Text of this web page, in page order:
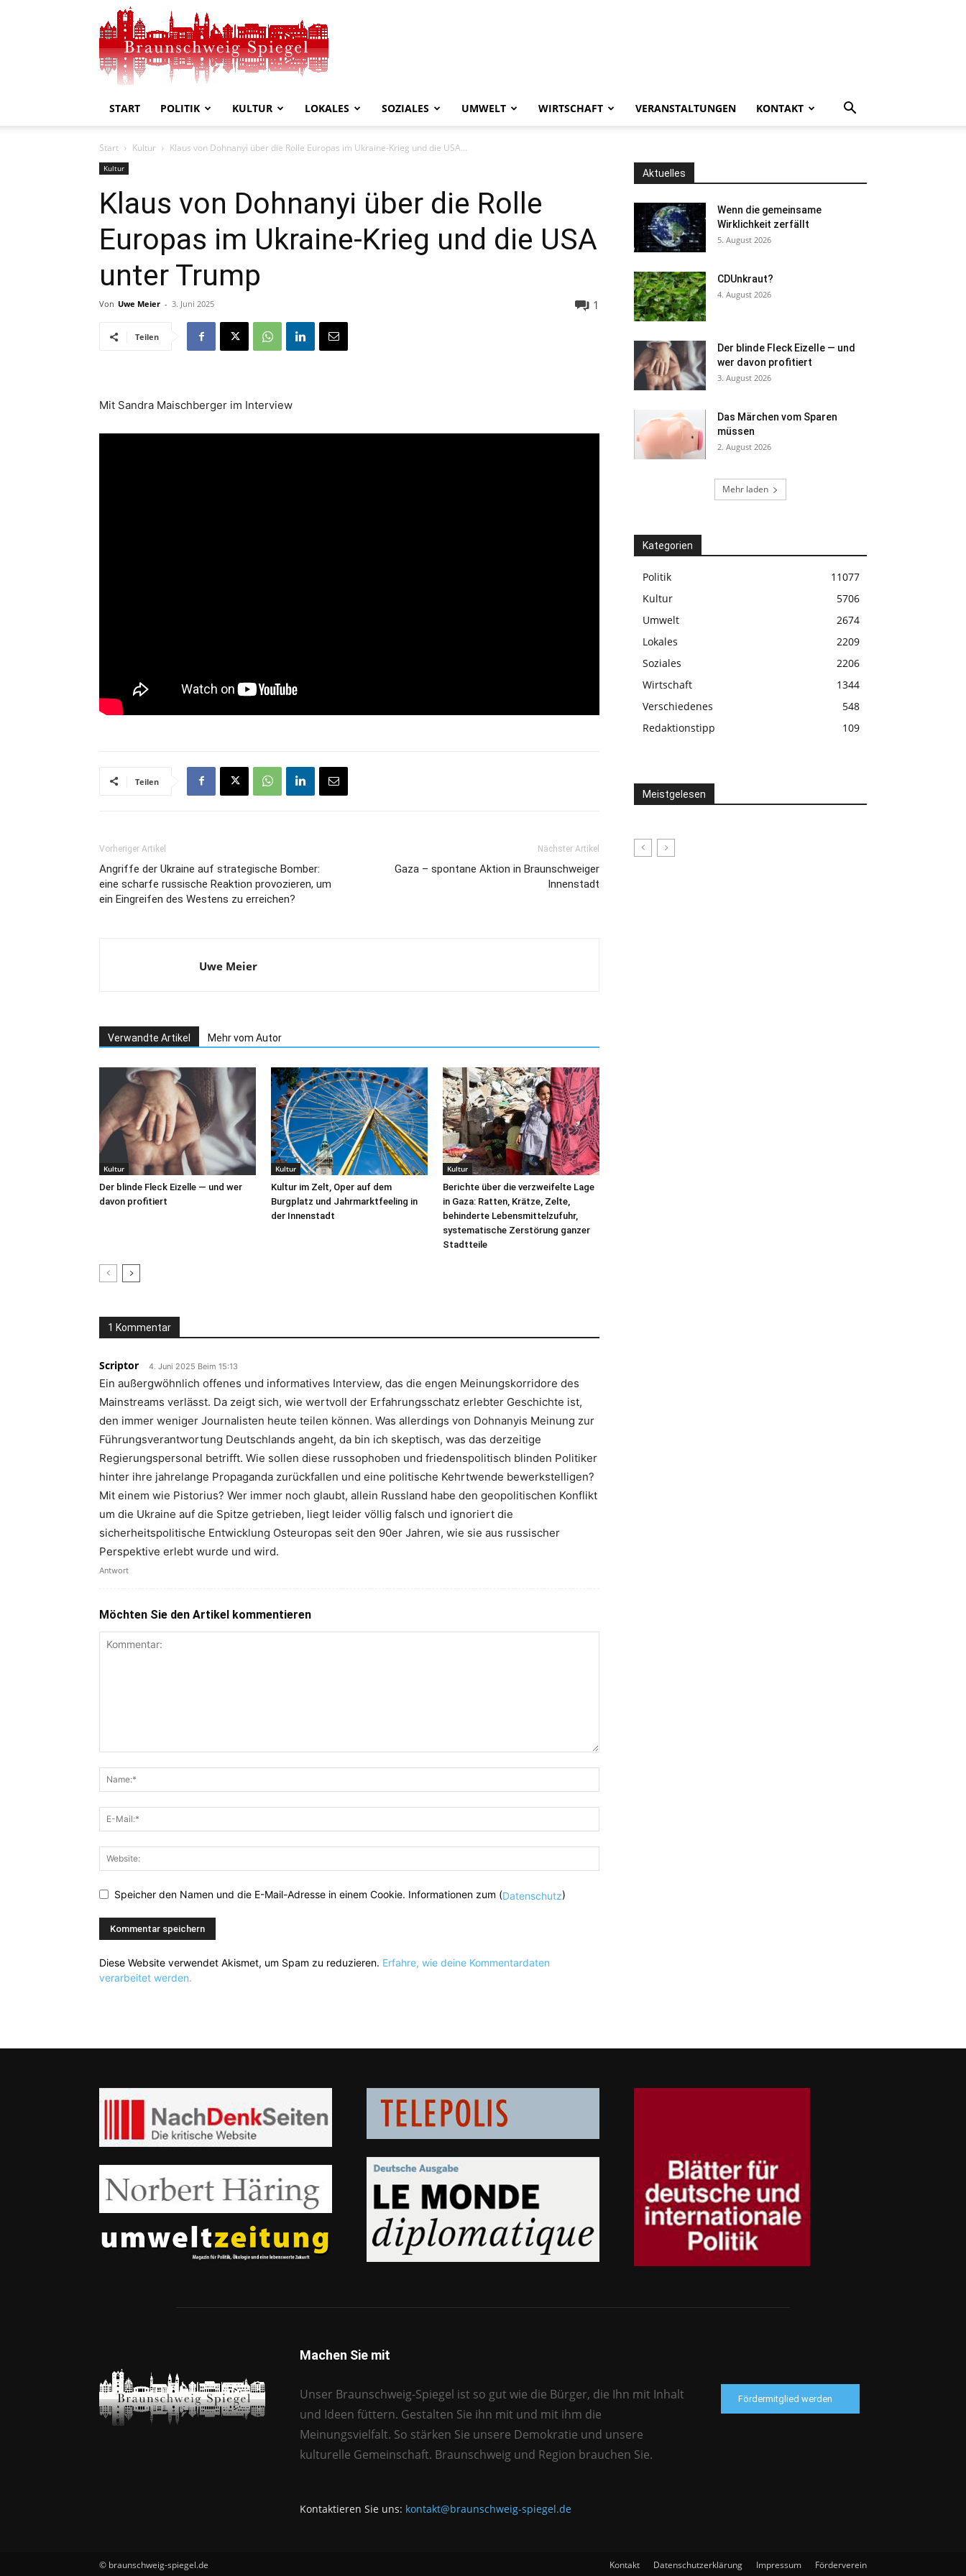
Spiegel
START POLITIK KULTUR LOKALES SOZIALES UMWELT WIRTSCHAFT VERANSTALTUNGEN KONTAKT
Start Kultur Klaus von Dohnanyi über die Rolle Europas im Ukraine-Krieg und die USA...
Kultur
Klaus von Dohnanyi über die Rolle
Europas im Ukraine-Krieg und die USA
unter Trump
Von Uwe Meier - 3. Juni 2025 1
Teilen
Mit Sandra Maischberger im Interview
Teilen
Vorheriger Artikel
Angriffe der Ukraine auf strategische Bomber:
eine scharfe russische Reaktion provozieren, um
ein Eingreifen des Westens zu erreichen?
Nächster Artikel
Gaza – spontane Aktion in Braunschweiger
Innenstadt
Uwe Meier
Verwandte Artikel Mehr vom Autor
Kultur
Der blinde Fleck Eizelle — und wer
davon profitiert
Kultur
Kultur im Zelt, Oper auf dem
Burgplatz und Jahrmarktfeeling in
der Innenstadt
Kultur
Berichte über die verzweifelte Lage
in Gaza: Ratten, Krätze, Zelte,
behinderte Lebensmittelzufuhr,
systematische Zerstörung ganzer
Stadtteile
1 Kommentar
Scriptor 4. Juni 2025 Beim 15:13
Ein außergwöhnlich offenes und informatives Interview, das die engen Meinungskorridore des
Mainstreams verlässt. Da zeigt sich, wie wertvoll der Erfahrungsschatz erlebter Geschichte ist,
den immer weniger Journalisten heute teilen können. Was allerdings von Dohnanyis Meinung zur
Führungsverantwortung Deutschlands angeht, da bin ich skeptisch, was das derzeitige
Regierungspersonal betrifft. Wie sollen diese russophoben und friedenspolitisch blinden Politiker
hinter ihre jahrelange Propaganda zurückfallen und eine politische Kehrtwende bewerkstelligen?
Mit einem wie Pistorius? Wer immer noch glaubt, allein Russland habe den geopolitischen Konflikt
um die Ukraine auf die Spitze getrieben, liegt leider völlig falsch und ignoriert die
sicherheitspolitische Entwicklung Osteuropas seit den 90er Jahren, wie sie aus russischer
Perspektive erlebt wurde und wird.
Antwort
Möchten Sie den Artikel kommentieren
Speicher den Namen und die E-Mail-Adresse in einem Cookie. Informationen zum (Datenschutz)
Diese Website verwendet Akismet, um Spam zu reduzieren. Erfahre, wie deine Kommentardaten
verarbeitet werden.
Aktuelles
Wenn die gemeinsame
Wirklichkeit zerfällt
5. August 2026
CDUnkraut?
4. August 2026
Der blinde Fleck Eizelle — und
wer davon profitiert
3. August 2026
Das Märchen vom Sparen
müssen
2. August 2026
Mehr laden
Kategorien
Politik
11077
Kultur
5706
Umwelt
2674
Lokales
2209
Soziales
2206
Wirtschaft
1344
Verschiedenes
548
Redaktionstipp
109
Meistgelesen
Machen Sie mit
Unser Braunschweig-Spiegel ist so gut wie die Bürger, die Ihn mit Inhalt
und Ideen füttern. Gestalten Sie ihn mit und mit ihm die
Meinungsvielfalt. So stärken Sie unsere Demokratie und unsere
kulturelle Gemeinschaft. Braunschweig und Region brauchen Sie.
Fördermitglied werden
Kontaktieren Sie uns: kontakt@braunschweig-spiegel.de
Kontakt Datenschutzerklärung Impressum Förderverein
© braunschweig-spiegel.de